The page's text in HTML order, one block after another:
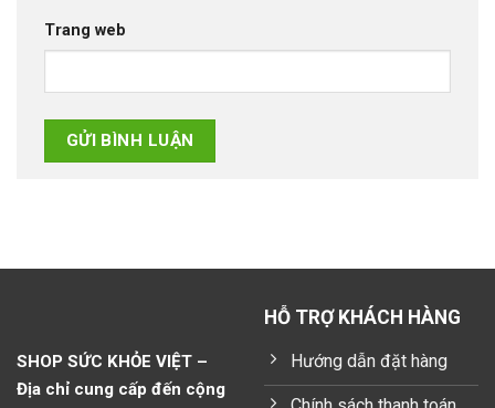
Trang web
SHOP SỨC KHỎE VIỆT –
Địa chỉ cung cấp đến cộng
HỖ TRỢ KHÁCH HÀNG
Hướng dẫn đặt hàng